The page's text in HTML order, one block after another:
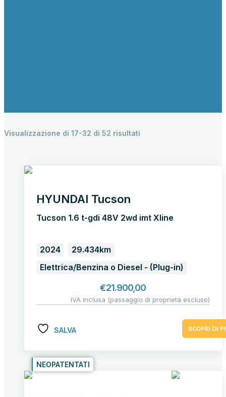
Visualizzazione di 17-32 di 52 risultati
HYUNDAI Tucson
Tucson 1.6 t-gdi 48V 2wd imt Xline
2024
29.434km
Elettrica/Benzina o Diesel - (Plug-in)
€21.900,00
IVA inclusa (passaggio di proprietà escluso)
SALVA SCOPRI DI
NEOPATENTATI